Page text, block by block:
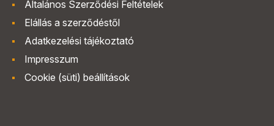
Általános Szerződési Feltételek
Elállás a szerződéstől
Adatkezelési tájékoztató
Impresszum
Cookie (süti) beállítások